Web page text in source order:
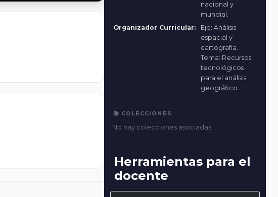
nacional y
mundial.
Organizador Curricular:
Eje: Análisis
espacial y
cartografía.
Tema: Recursos
tecnológicos
para el análisis
geográfico.
📚 COLECCIONES
No hay colecciones asociadas.
Herramientas para el
docente